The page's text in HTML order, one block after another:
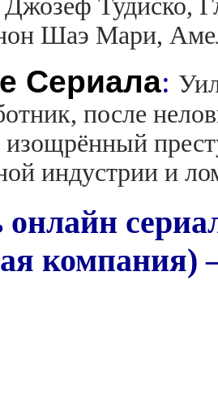
Тудиско,
Шаэ Мари,
Сериала:
после
индустрии и
онлайн
компания)